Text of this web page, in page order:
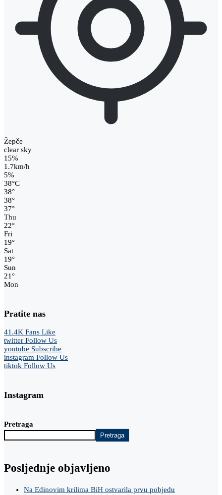
Žepče
clear sky
15%
1.7km/h
5%
38°C
38°
38°
37°
Thu
22°
Fri
19°
Sat
19°
Sun
21°
Mon
Pratite nas
41.4K Fans Like
twitter Follow Us
youtube Subscribe
instagram Follow Us
tiktok Follow Us
Instagram
Pretraga
Pretraga
Posljednje objavljeno
Na Edinovim krilima BiH ostvarila prvu pobjedu